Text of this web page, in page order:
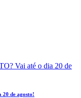
20 de agosto!